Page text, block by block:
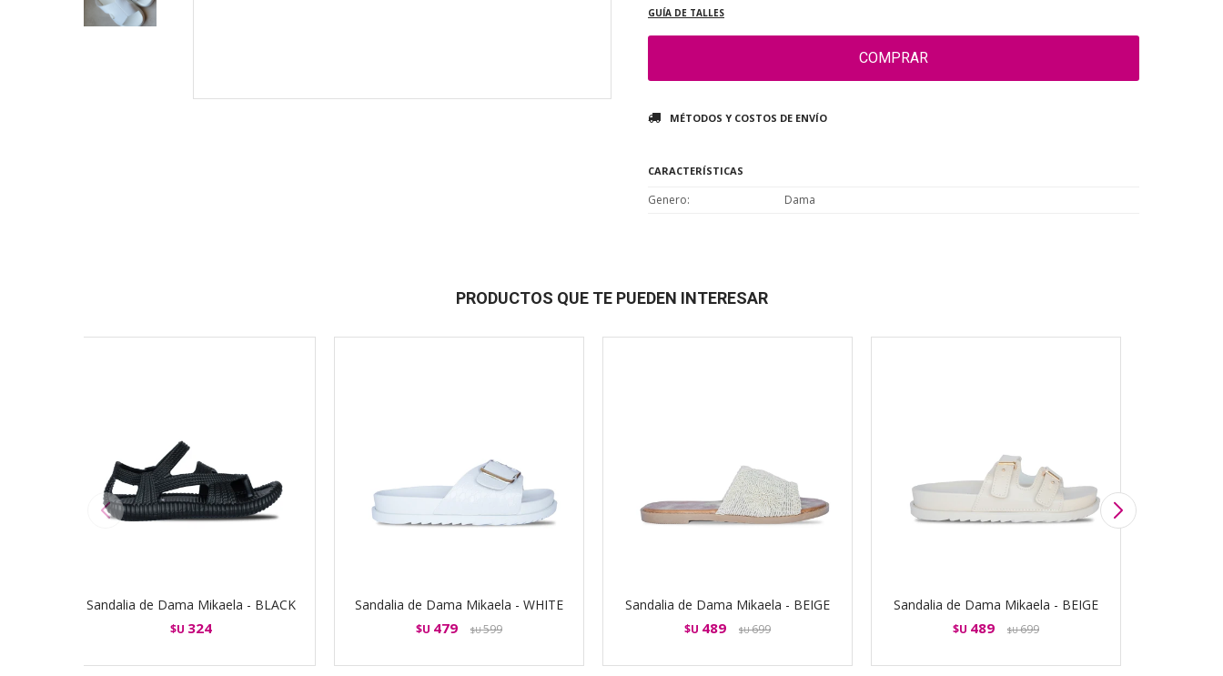
GUÍA DE TALLES
COMPRAR
MÉTODOS Y COSTOS DE ENVÍO
CARACTERÍSTICAS
Genero Dama
PRODUCTOS QUE TE PUEDEN INTERESAR
Sandalia de Dama Mikaela - BLACK
$U 324
Sandalia de Dama Mikaela - WHITE
$U 479 $U599
Sandalia de Dama Mikaela - BEIGE
$U 489 $U699
Sandalia de Dama Mikaela - BEIGE
$U 489 $U699